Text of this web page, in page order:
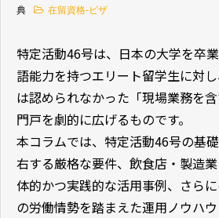
外食業界採用 【飲
け】
業種別資料ダウンロ
ード
典
在留資格-ビザ
特定活動46号は、日本の大学を卒
語能力を持つエリート留学生に対
は認められなかった「現場業務を
門戸を劇的に広げるものです。
本コラムでは、特定活動46号の基
右する厳格な要件、飲食店・製造
体的かつ実践的な活用事例、さら
の労働情勢を踏まえた運用ノウハ